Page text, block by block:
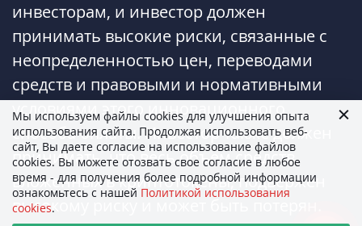
инвесторам, и инвестор должен
принимать высокие риски, связанные с
неопределенностью цен, переводами
средств и правовыми и нормативными
условиями этого инновационного
способа оплаты. Инвестор также должен
принимать, что весь объем средств,
вложенных в криптотокены, подвержен
высокому риску и может быть потерян.
Мы используем файлы cookies для улучшения опыта
использования сайта. Продолжая использовать веб-
сайт, Вы даете согласие на использование файлов
cookies. Вы можете отозвать свое согласие в любое
время - для получения более подробной информации
ознакомьтесь с нашей Политикой использования
cookies.